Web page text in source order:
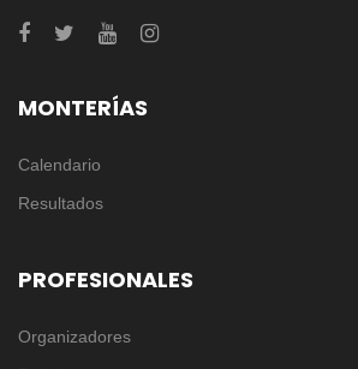
MONTERÍAS
Calendario
Resultados
PROFESIONALES
Organizadores